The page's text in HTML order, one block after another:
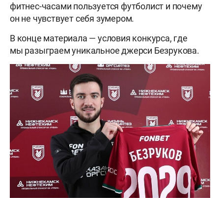
фитнес-часами пользуется футболист и почему
он не чувствует себя зумером.
В конце материала — условия конкурса, где
мы разыграем уникальное джерси Безрукова.